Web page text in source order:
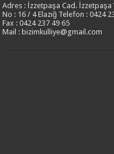
Adres : İzzetpaşa Cad. İzzetpaşa
No : 16 / 4 Elazığ Telefon : 0424
Fax : 0424 237 49 65
Mail : bizimkulliye@gmail.com